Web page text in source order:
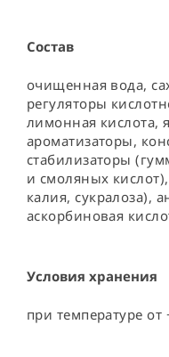
Состав
очищенная вода,
регуляторы
лимонная кислота,
ароматизаторы,
стабилизаторы
и смоляных
калия, сукралоза),
аскорбиновая
Условия хранения
при температуре от